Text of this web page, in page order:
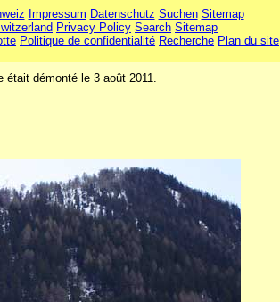
Impressum Datenschutz Suchen Sitemap
Privacy Policy Search Sitemap
Politique de confidentialité Recherche Plan du site
était démonté le 3 août 2011.